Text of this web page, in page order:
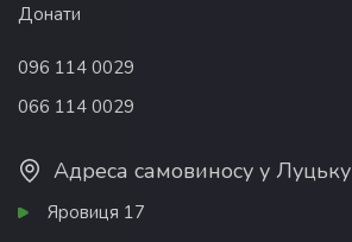
Донати
096 114 0029
066 114 0029
Адреса самовиносу у Луцьку
Яровиця 17